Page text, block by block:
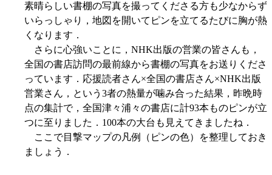
素晴らしい書棚の写真を撮ってくださる方も少なからず
いらっしゃり，地図を開いてピンを立てるたびに胸が熱
くなります．
さらに心強いことに，NHK出版の営業の皆さんも，
全国の書店訪問の最前線から書棚の写真をお送りくださ
っています．応援読者さん×全国の書店さん×NHK出版
営業さん，という3者の熱量が噛み合った結果，昨晩時
点の集計で，全国津々浦々の書店に計93本ものピンが立
つに至りました．100本の大台も見えてきましたね．
ここで目撃マップの凡例（ピンの色）を整理しておき
ましょう．